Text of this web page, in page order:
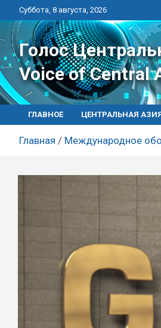
Перейти
к
контенту
Суббота, 8 августа, 2026
Голос
Voice of Central
ГЛАВНОЕ ЦЕНТРАЛЬНАЯ
Главная Международное